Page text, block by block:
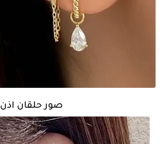
صور حلقان اذن